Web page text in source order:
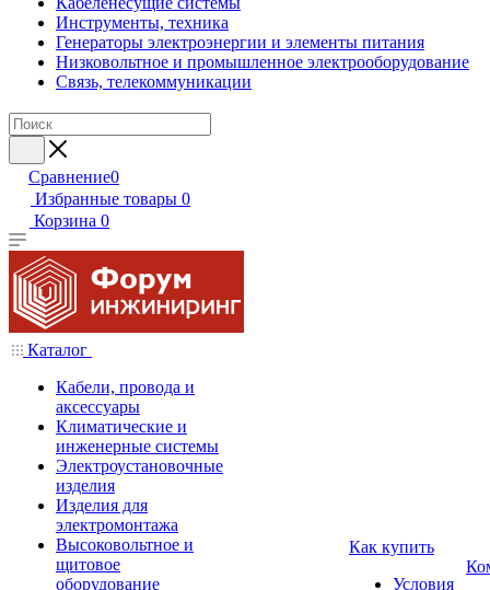
Инструменты, техника
Генераторы электроэнергии и элементы питания
Низковольтное и промышленное электрооборудование
Связь, телекоммуникации
Сравнение0
Избранные товары 0
Корзина 0
Каталог
Кабели, провода и
аксессуары
Климатические и
инженерные системы
Электроустановочные
изделия
Изделия для
электромонтажа
Высоковольтное и
щитовое
оборудование
Как купить
Условия